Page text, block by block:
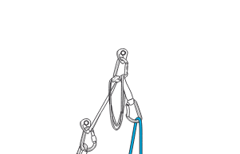
activité. Il peut en exister d’autres